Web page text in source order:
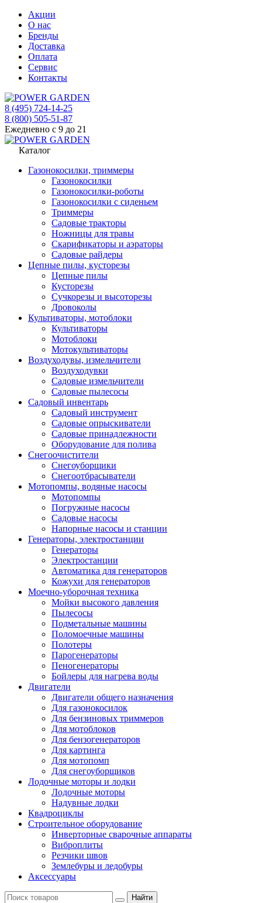
Акции
О нас
Бренды
Доставка
Оплата
Сервис
Контакты
8 (495) 724-14-25
8 (800) 505-51-87
Ежедневно с 9 до 21
Каталог
Газонокосилки, триммеры
Газонокосилки
Газонокосилки-роботы
Газонокосилки с сиденьем
Триммеры
Садовые тракторы
Ножницы для травы
Скарификаторы и аэраторы
Садовые райдеры
Цепные пилы, кусторезы
Цепные пилы
Кусторезы
Сучкорезы и высоторезы
Дровоколы
Культиваторы, мотоблоки
Культиваторы
Мотоблоки
Мотокультиваторы
Воздуходувы, измельчители
Воздуходувки
Садовые измельчители
Садовые пылесосы
Садовый инвентарь
Садовый инструмент
Садовые опрыскиватели
Садовые принадлежности
Оборудование для полива
Снегоочистители
Снегоуборщики
Снегоотбрасыватели
Мотопомпы, водяные насосы
Мотопомпы
Погружные насосы
Садовые насосы
Напорные насосы и станции
Генераторы, электростанции
Генераторы
Электростанции
Автоматика для генераторов
Кожухи для генераторов
Моечно-уборочная техника
Мойки высокого давления
Пылесосы
Подметальные машины
Поломоечные машины
Полотеры
Парогенераторы
Пеногенераторы
Бойлеры для нагрева воды
Двигатели
Двигатели общего назначения
Для газонокосилок
Для бензиновых триммеров
Для мотоблоков
Для бензогенераторов
Для картинга
Для мотопомп
Для снегоуборщиков
Лодочные моторы и лодки
Лодочные моторы
Надувные лодки
Квадроциклы
Строительное оборудование
Инверторные сварочные аппараты
Виброплиты
Резчики швов
Землебуры и ледобуры
Аксессуары